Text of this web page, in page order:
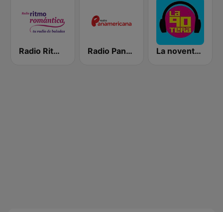
Radio Ritmo Romántica Radio Panamericana La noventera